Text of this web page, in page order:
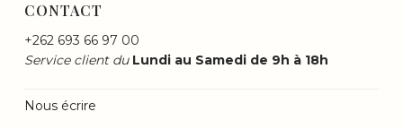
CONTACT
+262 693 66 97 00
Service client du Lundi au Samedi de 9h à 18h
Nous écrire